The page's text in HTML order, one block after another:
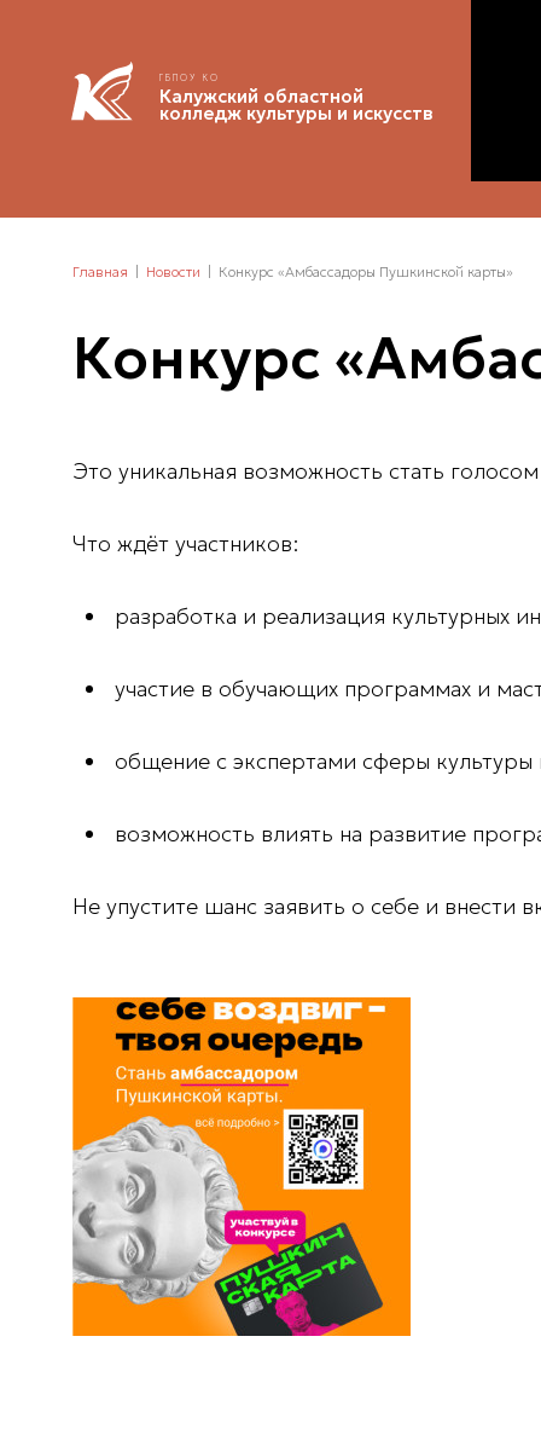
ГБПОУ КО
Калужский областной
колледж культуры и искусств
Главная Новости Конкурс «Амбассадоры Пушкинской карты»
Конкурс
Это уникальная возможность стать
Что ждёт участников:
разработка и реализация культурных
участие в обучающих программах и
общение с экспертами сферы культуры
возможность влиять на развитие
Не упустите шанс заявить о себе и